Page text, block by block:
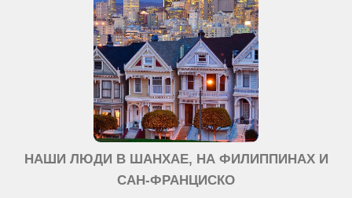
НАШИ ЛЮДИ В ШАНХАЕ, НА ФИЛИППИНАХ И
САН-ФРАНЦИСКО